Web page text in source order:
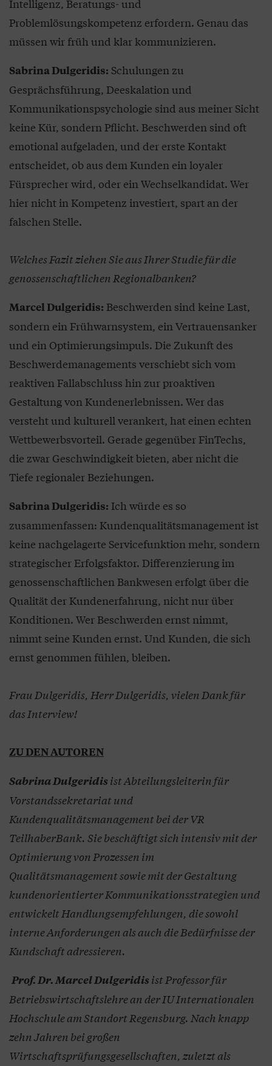
Intelligenz, Beratungs- und
Problemlösungskompetenz erfordern. Genau das
müssen wir früh und klar kommunizieren.
Sabrina Dulgeridis: Schulungen zu
Gesprächsführung, Deeskalation und
Kommunikationspsychologie sind aus meiner Sicht
keine Kür, sondern Pflicht. Beschwerden sind oft
emotional aufgeladen, und der erste Kontakt
entscheidet, ob aus dem Kunden ein loyaler
Fürsprecher wird, oder ein Wechselkandidat. Wer
hier nicht in Kompetenz investiert, spart an der
falschen Stelle.
Welches Fazit ziehen Sie aus Ihrer Studie für die
genossenschaftlichen Regionalbanken?
Marcel Dulgeridis: Beschwerden sind keine Last,
sondern ein Frühwarnsystem, ein Vertrauensanker
und ein Optimierungsimpuls. Die Zukunft des
Beschwerdemanagements verschiebt sich vom
reaktiven Fallabschluss hin zur proaktiven
Gestaltung von Kundenerlebnissen. Wer das
versteht und kulturell verankert, hat einen echten
Wettbewerbsvorteil. Gerade gegenüber FinTechs,
die zwar Geschwindigkeit bieten, aber nicht die
Tiefe regionaler Beziehungen.
Sabrina Dulgeridis: Ich würde es so
zusammenfassen: Kundenqualitätsmanagement ist
keine nachgelagerte Servicefunktion mehr, sondern
strategischer Erfolgsfaktor. Differenzierung im
genossenschaftlichen Bankwesen erfolgt über die
Qualität der Kundenerfahrung, nicht nur über
Konditionen. Wer Beschwerden ernst nimmt,
nimmt seine Kunden ernst. Und Kunden, die sich
ernst genommen fühlen, bleiben.
Frau Dulgeridis, Herr Dulgeridis, vielen Dank für
das Interview!
ZU DEN AUTOREN
Sabrina Dulgeridis ist Abteilungsleiterin für
Vorstandssekretariat und
Kundenqualitätsmanagement bei der VR
TeilhaberBank. Sie beschäftigt sich intensiv mit der
Optimierung von Prozessen im
Qualitätsmanagement sowie mit der Gestaltung
kundenorientierter Kommunikationsstrategien und
entwickelt Handlungsempfehlungen, die sowohl
interne Anforderungen als auch die Bedürfnisse der
Kundschaft adressieren.
Prof. Dr. Marcel Dulgeridis ist Professor für
Betriebswirtschaftslehre an der IU Internationalen
Hochschule am Standort Regensburg. Nach knapp
zehn Jahren bei großen
Wirtschaftsprüfungsgesellschaften, zuletzt als